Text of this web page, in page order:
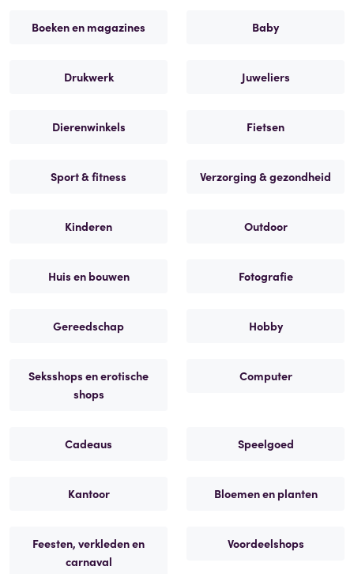
Boeken en magazines Baby
Drukwerk Juweliers
Dierenwinkels Fietsen
Sport & fitness Verzorging & gezondheid
Kinderen Outdoor
Huis en bouwen Fotografie
Gereedschap Hobby
Seksshops en erotische
shops
Computer
Cadeaus Speelgoed
Kantoor Bloemen en planten
Feesten, verkleden en
carnaval
Voordeelshops